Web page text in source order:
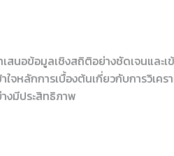
นอข้อมูลเชิงสถิติอย่างชัดเจนและเข้
จหลักการเบื้องต้นเกี่ยวกับการวิเคร
งมีประสิทธิภาพ